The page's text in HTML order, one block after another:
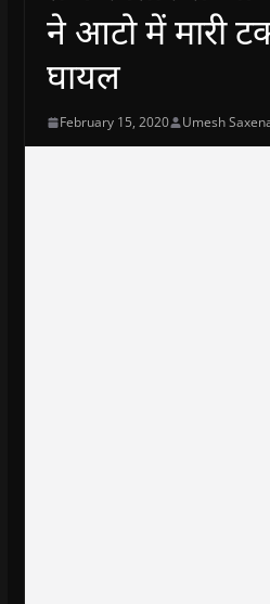
ने आटो में मारी
घायल
February 15, 2020 Umesh